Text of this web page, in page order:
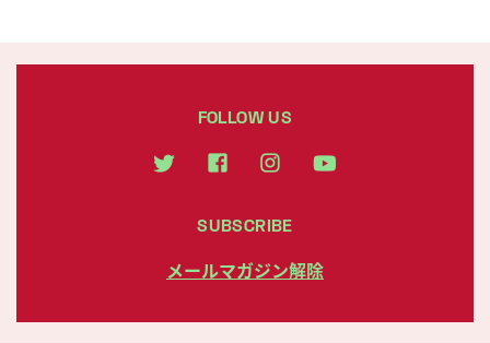
FOLLOW US
SUBSCRIBE
メールマガジン解除